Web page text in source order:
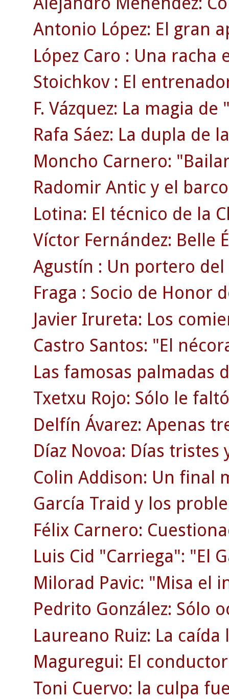
Antonio López: El gran
López Caro : Una racha
Stoichkov : El
F. Vázquez: La magia
Rafa Sáez: La dupla de
Moncho Carnero:
Radomir Antic y el
Lotina: El técnico de la
Víctor Fernández: Belle
Agustín : Un portero del
Fraga : Socio de Honor
Javier Irureta: Los
Castro Santos: "El
Las famosas palmadas
Txetxu Rojo: Sólo le
Delfín Ávarez: Apenas
Díaz Novoa: Días tristes
Colin Addison: Un final
García Traid y los
Félix Carnero:
Luis Cid "Carriega": "El
Milorad Pavic: "Misa el
Pedrito González: Sólo
Laureano Ruiz: La
Maguregui: El
Toni Cuervo: la culpa